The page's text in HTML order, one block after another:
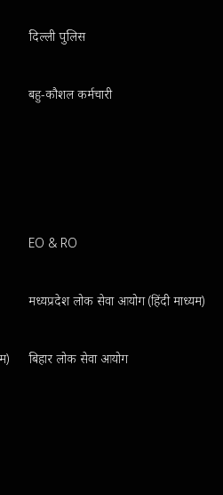
दिल्ली पुलिस
बहु-कौशल कर्मचारी
EO & RO
मध्यप्रदेश लोक सेवा आयोग (हिंदी माध्यम)
बिहार लोक सेवा आयोग